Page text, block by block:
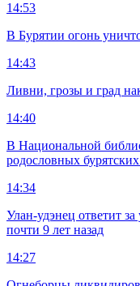
14:53
В Бурятии огонь
14:43
Ливни, грозы и град
14:40
В Национальной
родословных
14:34
Улан-удэнец ответит
почти 9 лет назад
14:27